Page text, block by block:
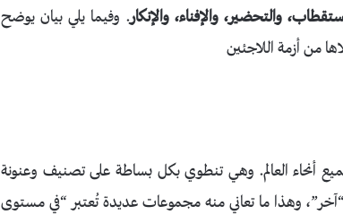
والتحضير، والإفناء، والإنكار. وفيما يلي بيان يوضح
من أزمة اللاجئين
أنحاء العالم. وهي تنطوي بكل بساطة على تصنيف وعنونة
“آخر”، وهذا ما تعاني منه مجموعات عديدة تُعتبر “في مستوى